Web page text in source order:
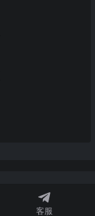
客服